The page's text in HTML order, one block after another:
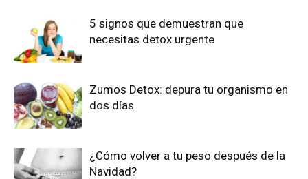
5 signos que demuestran que
necesitas detox urgente
Zumos Detox: depura tu organismo en
dos días
¿Cómo volver a tu peso después de la
Navidad?